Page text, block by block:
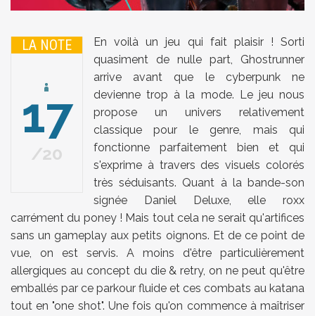
LA NOTE
17
20
En voilà un jeu qui fait plaisir ! Sorti
quasiment de nulle part, Ghostrunner
arrive avant que le cyberpunk ne
devienne trop à la mode. Le jeu nous
propose un univers relativement
classique pour le genre, mais qui
fonctionne parfaitement bien et qui
s'exprime à travers des visuels colorés
très séduisants. Quant à la bande-son
signée Daniel Deluxe, elle roxx
carrément du poney ! Mais tout cela ne serait qu'artifices
sans un gameplay aux petits oignons. Et de ce point de
vue, on est servis. A moins d'être particulièrement
allergiques au concept du die & retry, on ne peut qu'être
emballés par ce parkour fluide et ces combats au katana
tout en "one shot". Une fois qu'on commence à maîtriser